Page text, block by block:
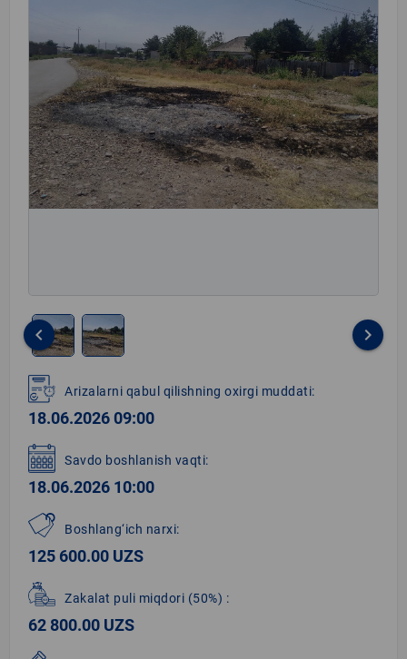
1
of
2
keyboard_arrow_left keyboard_arrow_right
Arizalarni qabul qilishning oxirgi muddati:
18.06.2026 09:00
Savdo boshlanish vaqti:
18.06.2026 10:00
Boshlang‘ich narxi:
125 600.00 UZS
Zakalat puli miqdori (50%) :
62 800.00 UZS